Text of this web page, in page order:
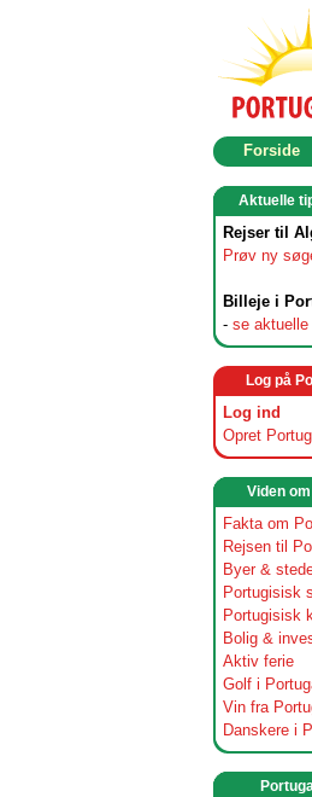
Forside
Aktuelle
Rejser til
Prøv ny
Billeje i
- se aktuelle
Log på
Log ind
Opret
Viden
Fakta om
Rejsen til
Byer &
Portugisisk
Portugisisk
Bolig &
Aktiv ferie
Golf i
Vin fra
Danskere i